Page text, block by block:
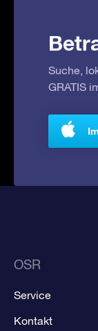
Suche,
GRATIS
OSR
Service
Kontakt